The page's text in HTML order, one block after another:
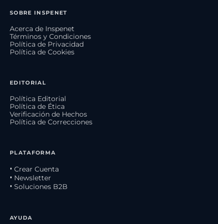
SOBRE INSPENET
Acerca de Inspenet
Términos y Condiciones
Política de Privacidad
Política de Cookies
EDITORIAL
Política Editorial
Política de Ética
Verificación de Hechos
Política de Correcciones
PLATAFORMA
• Crear Cuenta
• Newsletter
• Soluciones B2B
AYUDA